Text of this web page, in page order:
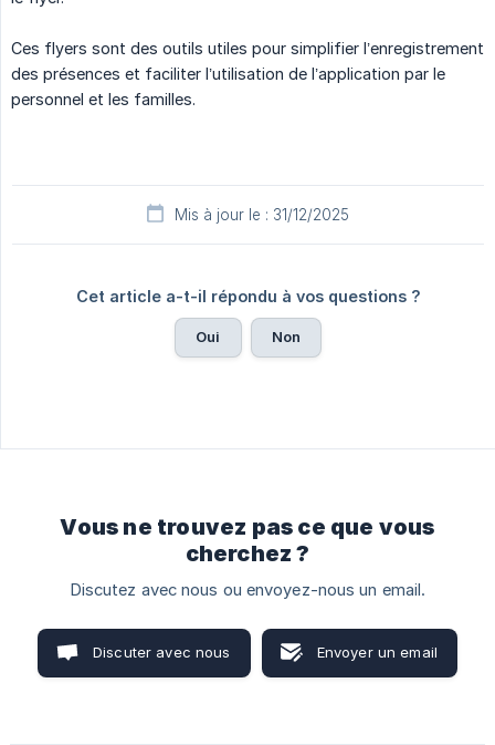
Ces flyers sont des outils utiles pour simplifier l’enregistrement
des présences et faciliter l’utilisation de l’application par le
personnel et les familles.
Mis à jour le : 31/12/2025
Cet article a-t-il répondu à vos questions ?
Oui Non
Vous ne trouvez pas ce que vous
cherchez ?
Discutez avec nous ou envoyez-nous un email.
Discuter avec nous Envoyer un email